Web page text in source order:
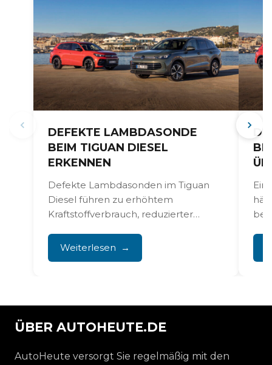
DEFEKTE LAMBDASONDE
BEIM TIGUAN DIESEL
ERKENNEN
Defekte Lambdasonden im Tiguan
Diesel führen zu erhöhtem
Kraftstoffverbrauch, reduzierter
Emissionen. Dieses technische
Problem tritt regelmäßig...
Weiterlesen
ÜBER AUTOHEUTE.DE
AutoHeute versorgt Sie regelmäßig mit den